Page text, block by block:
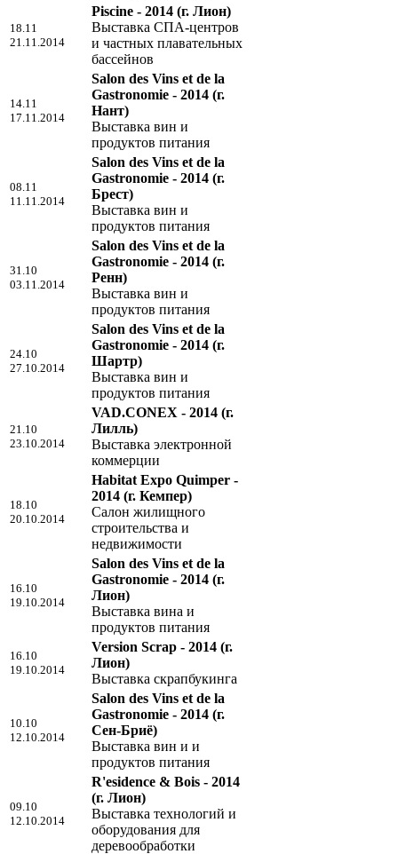
18.11
21.11.2014
Piscine - 2014 (г. Лион)
Выставка СПА-центров
и частных плавательных
бассейнов
14.11
17.11.2014
Salon des Vins et de la
Gastronomie - 2014 (г.
Нант)
Выставка вин и
продуктов питания
08.11
11.11.2014
Salon des Vins et de la
Gastronomie - 2014 (г.
Брест)
Выставка вин и
продуктов питания
31.10
03.11.2014
Salon des Vins et de la
Gastronomie - 2014 (г.
Ренн)
Выставка вин и
продуктов питания
24.10
27.10.2014
Salon des Vins et de la
Gastronomie - 2014 (г.
Шартр)
Выставка вин и
продуктов питания
21.10
23.10.2014
VAD.CONEX - 2014 (г.
Лилль)
Выставка электронной
коммерции
18.10
20.10.2014
Habitat Expo Quimper -
2014 (г. Кемпер)
Салон жилищного
строительства и
недвижимости
16.10
19.10.2014
Salon des Vins et de la
Gastronomie - 2014 (г.
Лион)
Выставка вина и
продуктов питания
16.10
19.10.2014
Version Scrap - 2014 (г.
Лион)
Выставка скрапбукинга
10.10
12.10.2014
Salon des Vins et de la
Gastronomie - 2014 (г.
Сен-Бриё)
Выставка вин и и
продуктов питания
09.10
12.10.2014
R'esidence & Bois - 2014
(г. Лион)
Выставка технологий и
оборудования для
деревообработки